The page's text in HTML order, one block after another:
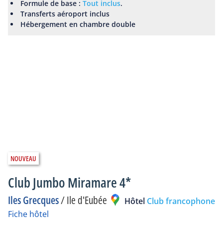
Formule de base :Tout inclus.
Transferts aéroport inclus
Hébergement en chambre double
Club Jumbo Miramare 4*
Iles Grecques/Ile d'Eubée Hôtel Club francophone
Fiche hôtel